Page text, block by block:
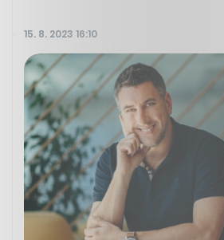
15. 8. 2023 16:10